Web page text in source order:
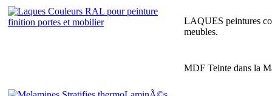
LAQUES peintures
meubles.
MDF Teinte dans la